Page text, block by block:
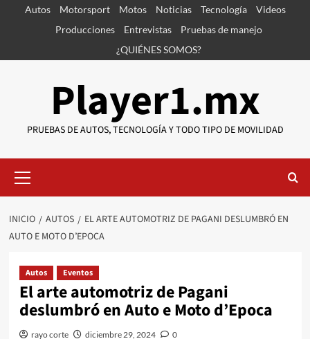
SaltarAutos Motorsport Motos Noticias Tecnología
Videos
Producciones
Entrevistas
Pruebas de manejo
¿QUIÉNES SOMOS?
Player1.mx
PRUEBAS DE AUTOS, TECNOLOGÍA Y TODO TIPO DE MOVILIDAD
primario
INICIO AUTOS
EL ARTE AUTOMOTRIZ DE PAGANI DESLUMBRÓ EN
AUTO E MOTO D’EPOCA
Autos Eventos
El arte automotriz de Pagani
deslumbró en Auto e Moto d’Epoca
rayo corte diciembre 29, 2024 0